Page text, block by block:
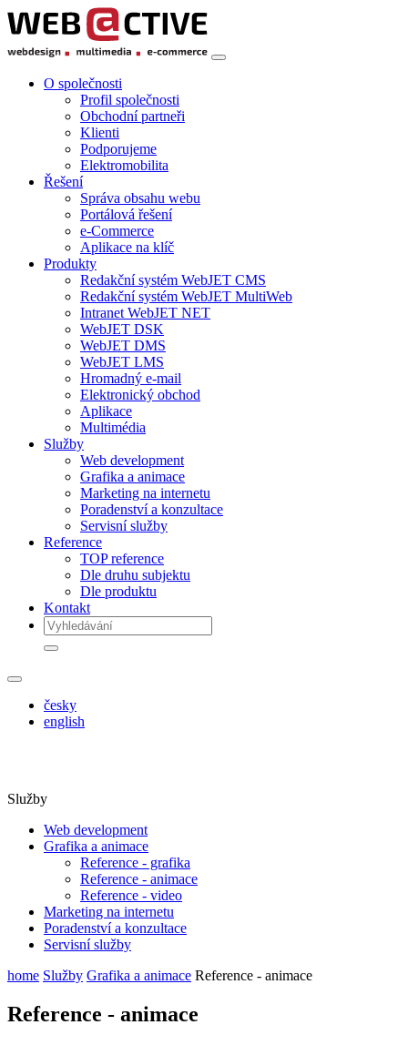
O společnosti
Profil společnosti
Obchodní partneři
Klienti
Podporujeme
Elektromobilita
Řešení
Správa obsahu webu
Portálová řešení
e-Commerce
Aplikace na klíč
Produkty
Redakční systém WebJET CMS
Redakční systém WebJET MultiWeb
Intranet WebJET NET
WebJET DSK
WebJET DMS
WebJET LMS
Hromadný e-mail
Elektronický obchod
Aplikace
Multimédia
Služby
Web development
Grafika a animace
Marketing na internetu
Poradenství a konzultace
Servisní služby
Reference
TOP reference
Dle druhu subjektu
Dle produktu
Kontakt
česky
english
Služby
Web development
Grafika a animace
Reference - grafika
Reference - animace
Reference - video
Marketing na internetu
Poradenství a konzultace
Servisní služby
home Služby Grafika a animace Reference - animace
Reference - animace